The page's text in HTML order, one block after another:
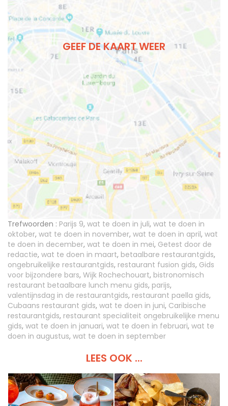
GEEF DE KAART WEER
Trefwoorden : Parijs 9, wat te doen in juli, wat te doen in
oktober, wat te doen in november, wat te doen in april, wat
te doen in december, wat te doen in mei, Getest door de
redactie, wat te doen in maart, betaalbare restaurantgids,
ongebruikelijke restaurantgids, restaurant fusion gids, Gids
voor bijzondere bars, Wijk Rochechouart, bistronomisch
restaurant betaalbare lunch menu gids, parijs,
valentijnsdag in de restaurantgids, restaurant paella gids,
Cubaans restaurant gids, wat te doen in juni, Caribische
restaurantgids, restaurant specialiteit ongebruikelijke menu
gids, wat te doen in januari, wat te doen in februari, wat te
doen in augustus, wat te doen in september
LEES OOK ...